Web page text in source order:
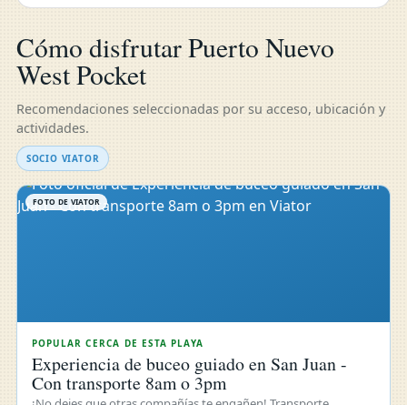
Cómo disfrutar Puerto Nuevo
West Pocket
Recomendaciones seleccionadas por su acceso, ubicación y
actividades.
SOCIO VIATOR
FOTO DE VIATOR
POPULAR CERCA DE ESTA PLAYA
Experiencia de buceo guiado en San Juan -
Con transporte 8am o 3pm